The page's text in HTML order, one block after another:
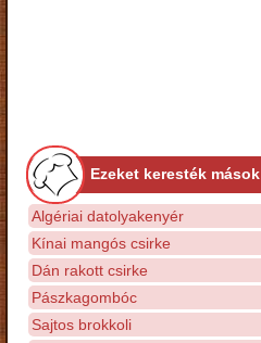
Ezeket keresték mások
Algériai datolyakenyér
Kínai mangós csirke
Dán rakott csirke
Pászkagombóc
Sajtos brokkoli